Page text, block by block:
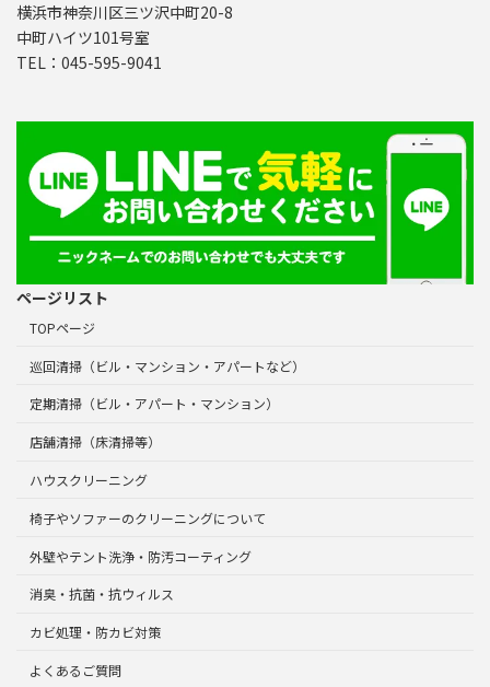
横浜市神奈川区三ツ沢中町20-8
中町ハイツ101号室
TEL：045-595-9041
ページリスト
TOPページ
巡回清掃（ビル・マンション・アパートなど）
定期清掃（ビル・アパート・マンション）
店舗清掃（床清掃等）
ハウスクリーニング
椅子やソファーのクリーニングについて
外壁やテント洗浄・防汚コーティング
消臭・抗菌・抗ウィルス
カビ処理・防カビ対策
よくあるご質問